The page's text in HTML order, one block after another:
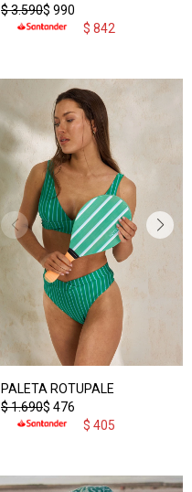
$ 990
$3.590
$ 842
PALETA ROTUPALE
$ 476
$1.690
$ 405